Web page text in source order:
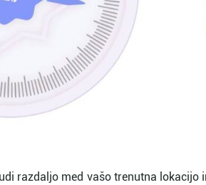
razdaljo med vašo trenutna lokacijo